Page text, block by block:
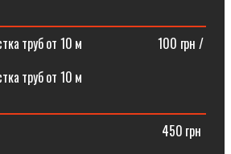
труб от 10 м⠀⠀⠀⠀⠀⠀⠀⠀100 грн /
труб от 10 м
грн